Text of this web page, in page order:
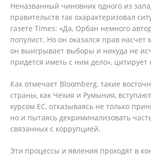
Неназванный чиновник одного из
правительств так охарактеризовал
газете Times: «Да, Орбан немного
популист. Но он оказался прав насчет
он выигрывает выборы и никуда не
придется иметь с ним дело», цитирует
Как отмечает Bloomberg, такие
страны, как Чехия и Румыния,
курсом ЕС, отказываясь не только
но и пытаясь декриминализовать
связанных с коррупцией.
Эти процессы и явления проходят в